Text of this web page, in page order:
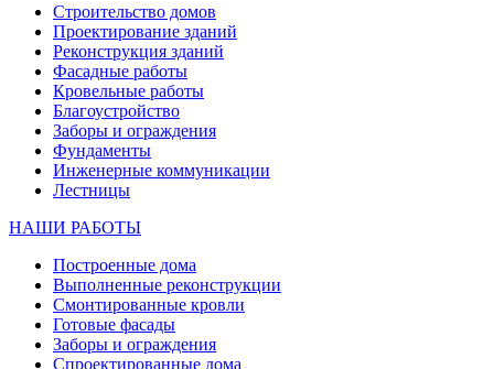
Строительство домов
Проектирование зданий
Реконструкция зданий
Фасадные работы
Кровельные работы
Благоустройство
Заборы и ограждения
Фундаменты
Инженерные коммуникации
Лестницы
НАШИ РАБОТЫ
Построенные дома
Выполненные реконструкции
Смонтированные кровли
Готовые фасады
Заборы и ограждения
Спроектированные дома